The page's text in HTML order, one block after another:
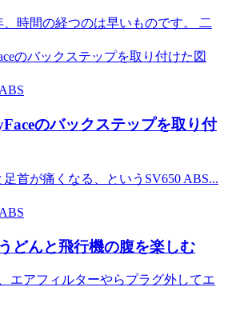
時間の経つのは早いものです。 二
のバックステップを取り付
首が痛くなる、というSV650 ABS...
どんと飛行機の腹を楽しむ
エアフィルターやらプラグ外してエ